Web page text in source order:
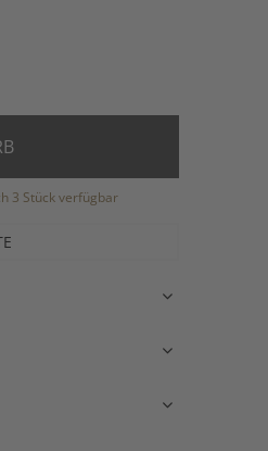
3 Stück verfügbar